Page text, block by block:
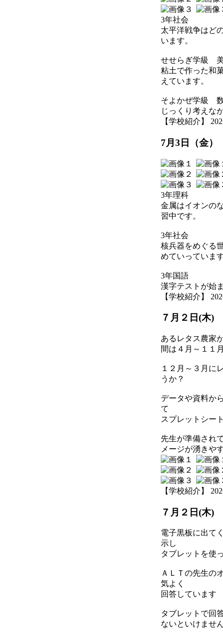
3年社会
太平洋戦争はど
います。
せせらぎ学級
粘土で作った和
えています。
そよかぜ学級
じっくり考えな
【学校紹介】
7月3日（金
3年理科
金属はイオンの
習中です。
3年社会
核兵器をめぐる
めていっていま
3年国語
漢字テストが始
【学校紹介】
７月２日(木
あるレタス農家
間は４月～１１
１２月～３月に
うか？
データや資料か
て
スプレットシー
先生が準備され
メージが湧きや
【学校紹介】
７月２日(木)
電子黒板に出て
示し
タブレットを使
ＡＬＴの先生の
気よく
回答しています
タブレットで回
ないといけませ